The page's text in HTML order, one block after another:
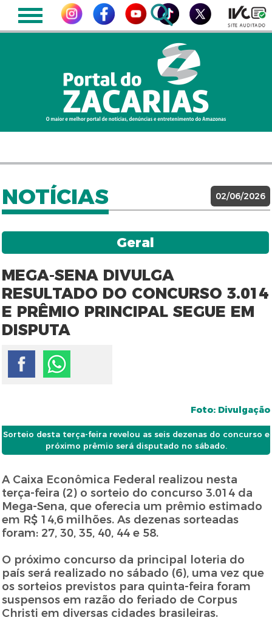
NOTÍCIAS 02/06/2026
Geral
MEGA-SENA DIVULGA
RESULTADO DO CONCURSO 3.014
E PRÊMIO PRINCIPAL SEGUE EM
DISPUTA
Foto: Divulgação
Sorteio desta terça-feira revelou as seis dezenas do concurso e
próximo prêmio será disputado no sábado.
A Caixa Econômica Federal realizou nesta
terça-feira (2) o sorteio do concurso 3.014 da
Mega-Sena, que oferecia um prêmio estimado
em R$ 14,6 milhões. As dezenas sorteadas
foram: 27, 30, 35, 40, 44 e 58.
O próximo concurso da principal loteria do
país será realizado no sábado (6), uma vez que
os sorteios previstos para quinta-feira foram
suspensos em razão do feriado de Corpus
Christi em diversas cidades brasileiras.